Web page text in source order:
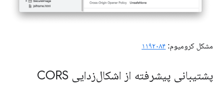
مشکل کرومیوم: ۱۱۹۲۰۸۴
پشتیبانی پیشرفته از اشکال‌زدایی CORS